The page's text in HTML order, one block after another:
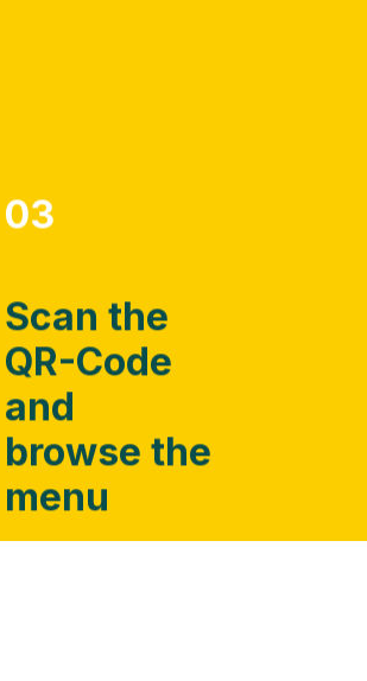
OZZO, ju mund të
merrni nën kontroll